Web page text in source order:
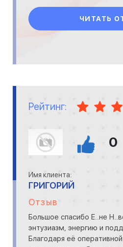
ЧИТАТЬ
Рейтинг:
0
Имя клиента:
ГРИГОРИЙ
Отзыв
Большое спасибо Е..не
энтузиазм, энергию и
Благодаря её